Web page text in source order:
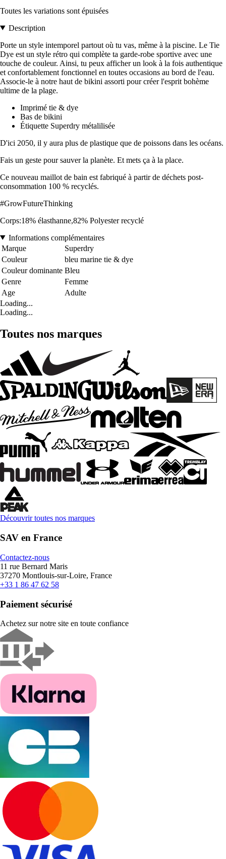
Toutes les variations sont épuisées
Description
Porte un style intemporel partout où tu vas, même à la piscine. Le Tie
Dye est un style rétro qui complète ta garde-robe sportive avec une
touche de couleur. Ainsi, tu peux afficher un look à la fois authentique
et confortablement fonctionnel en toutes occasions au bord de l'eau.
Associe-le à notre haut de bikini assorti pour créer l'esprit bohème
ultime de la plage.
Imprimé tie & dye
Bas de bikini
Étiquette Superdry métalilisée
D'ici 2050, il y aura plus de plastique que de poissons dans les océans.
Fais un geste pour sauver la planète. Et mets ça à la place.
Ce nouveau maillot de bain est fabriqué à partir de déchets post-
consommation 100 % recyclés.
#GrowFutureThinking
Corps:18% élasthanne,82% Polyester recyclé
Informations complémentaires
Marque
Superdry
Couleur
bleu marine tie & dye
Couleur dominante Bleu
Genre
Femme
Age
Adulte
Loading...
Loading...
Toutes nos marques
Découvrir toutes nos marques
SAV en France
Contactez-nous
11 rue Bernard Maris
37270 Montlouis-sur-Loire, France
+33 1 86 47 62 58
Paiement sécurisé
Achetez sur notre site en toute confiance